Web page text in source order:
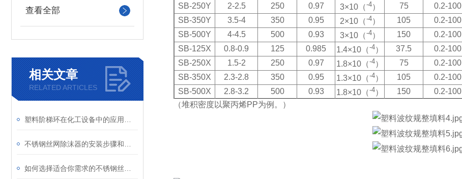
查看全部
相关文章
RELATED ARTICLES
SB-250Y
2-2.5 250 0.97 3×10（-4） 75 0.2-100
SB-350Y
3.5-4 350 0.95 2×10（-4） 105 0.2-100
SB-500Y
4-4.5 500 0.93 3×10（-4） 150 0.2-100
SB-125X
0.8-0.9 125 0.985 1.4×10（-4） 37.5 0.2-100
SB-250X
1.5-2 250 0.97 1.8×10（-4） 75 0.2-100
SB-350X
2.3-2.8 350 0.95 1.3×10（-4） 105 0.2-100
SB-500X
2.8-3.2 500 0.93 1.8×10（-4） 150 0.2-100
（堆积密度以聚丙烯PP为例。）